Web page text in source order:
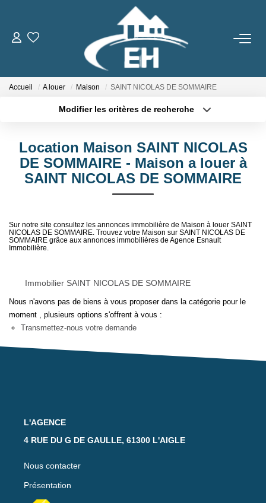
ACHETER
Gestion Locative
ESTIMER
NOTRE AGENCE
Nos Actualités
Avis Clients
CONTACT
Accueil A louer Maison SAINT NICOLAS DE SOMMAIRE
Modifier les critères de recherche
Sélectionnez...
Type de bien
Surface min
Location Maison SAINT NICOLAS
DE SOMMAIRE - Maison a louer à
SAINT NICOLAS DE SOMMAIRE
Sur notre site consultez les annonces immobilière de Maison à louer SAINT
NICOLAS DE SOMMAIRE. Trouvez votre Maison sur SAINT NICOLAS DE
SOMMAIRE grâce aux annonces immobilières de Agence Esnault
Immobilière.
Immobilier SAINT NICOLAS DE SOMMAIRE
Nous n'avons pas de biens à vous proposer dans la catégorie pour le
moment , plusieurs options s'offrent à vous :
Transmettez-nous votre demande
L'AGENCE
4 RUE DU G DE GAULLE, 61300 L'AIGLE
Nous contacter
Présentation